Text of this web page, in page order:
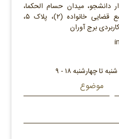
دانشجو، میدان حسام الحکما،
خیابان عدالت، بعد از مجتمع قضایی خانواده (۲)، پلاک ۵،
برج آوران
چهارشنبه ۱۸ - ۹